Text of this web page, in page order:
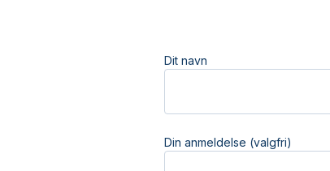
Dit navn
Din anmeldelse (valgfri)